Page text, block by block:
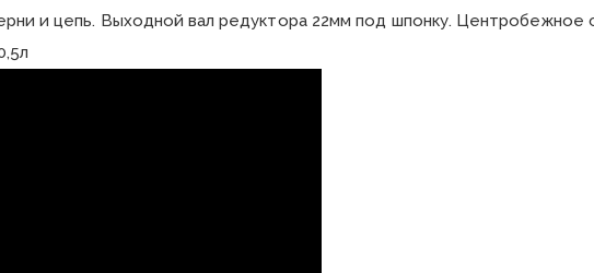
и цепь. Выходной вал редуктора 22мм под шпонку. Центробежное